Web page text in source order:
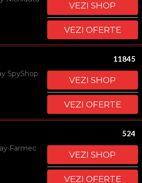
VEZI SHOP
VEZI OFERTE
11845
VEZI SHOP
VEZI OFERTE
524
VEZI SHOP
VEZI OFERTE